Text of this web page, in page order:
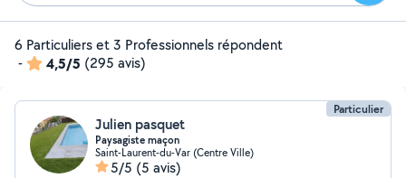
6 Particuliers et 3 Professionnels répondent
-
4,5/5 (295 avis)
Particulier
Julien pasquet
Paysagiste maçon
Saint-Laurent-du-Var (Centre Ville)
5/5 (5 avis)